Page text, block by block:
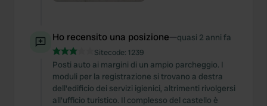
Ho recensito una posizione—quasi 2 anni fa
Sitecode: 1239
Posti auto ai margini di un ampio parcheggio. I
moduli per la registrazione si trovano a destra
dell'edificio dei servizi igienici, altrimenti rivolgersi
all'ufficio turistico. Il complesso del castello è